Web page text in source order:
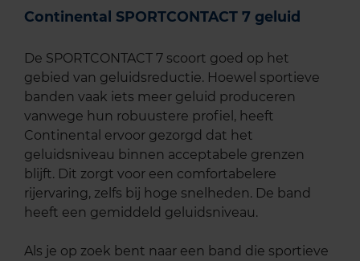
Continental SPORTCONTACT 7 geluid
De SPORTCONTACT 7 scoort goed op het
gebied van geluidsreductie. Hoewel sportieve
banden vaak iets meer geluid produceren
vanwege hun robuustere profiel, heeft
Continental ervoor gezorgd dat het
geluidsniveau binnen acceptabele grenzen
blijft. Dit zorgt voor een comfortabelere
rijervaring, zelfs bij hoge snelheden. De band
heeft een gemiddeld geluidsniveau.
Als je op zoek bent naar een band die sportieve